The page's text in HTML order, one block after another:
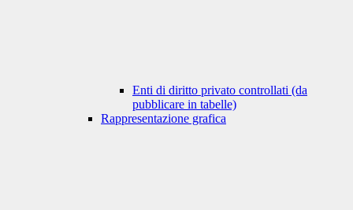
Enti di diritto privato controllati (da
pubblicare in tabelle)
Rappresentazione grafica